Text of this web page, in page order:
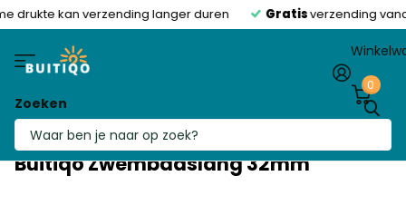
drukte kan verzending langer duren Gratisverzending
Zoeken
0
Buitiqo Zwembadslang 32mm